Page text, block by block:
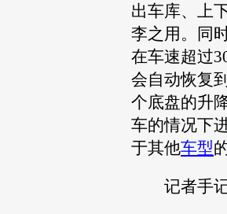
出车库、上
李之用。同
在车速超过
会自动恢复
个底盘的升
车的情况下
于其他车型
记者手